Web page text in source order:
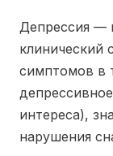
Депрессия —
клинический
симптомов в
интереса),
нарушения